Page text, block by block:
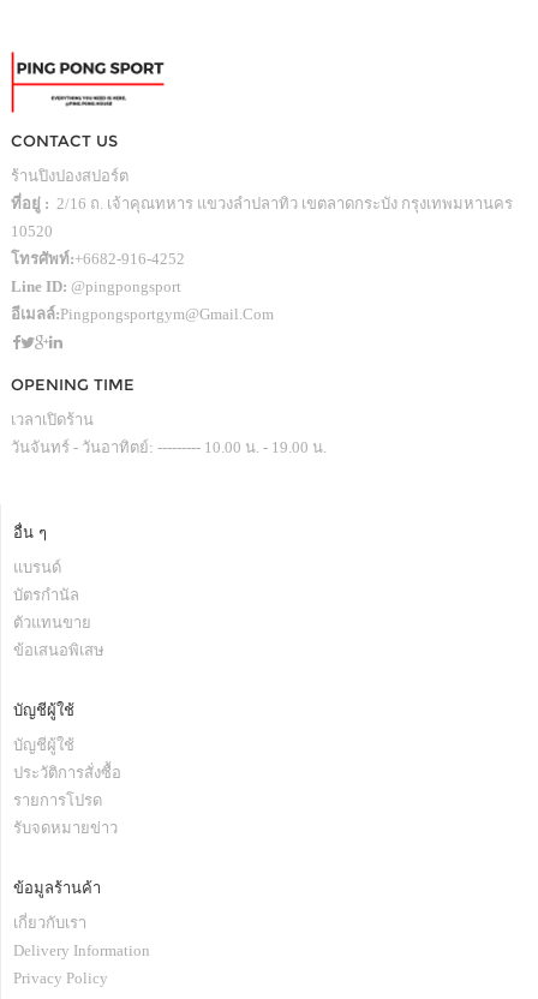
CONTACT US
ร้านปิงปองสปอร์ต
ที่อยู่ : 2/16 ถ. เจ้าคุณทหาร แขวงลำปลาทิว เขตลาดกระบัง กรุงเทพมหานคร
10520
โทรศัพท์:+6682-916-4252
Line ID: @pingpongsport
อีเมลล์:Pingpongsportgym@gmail.com
OPENING TIME
เวลาเปิดร้าน
วันจันทร์ - วันอาทิตย์: --------- 10.00 น. - 19.00 น.
อื่น ๆ
แบรนด์
บัตรกำนัล
ตัวแทนขาย
ข้อเสนอพิเสษ
บัญชีผู้ใช้
บัญชีผู้ใช้
ประวัติการสั่งซื้อ
รายการโปรด
รับจดหมายข่าว
ข้อมูลร้านค้า
เกี่ยวกับเรา
Delivery Information
Privacy Policy